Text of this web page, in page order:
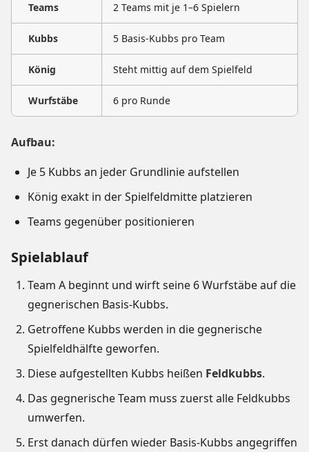
Teams 2 Teams mit je 1–6 Spielern
Kubbs 5 Basis-Kubbs pro Team
König Steht mittig auf dem Spielfeld
Wurfstäbe 6 pro Runde
Aufbau:
Je 5 Kubbs an jeder Grundlinie aufstellen
König exakt in der Spielfeldmitte platzieren
Teams gegenüber positionieren
Spielablauf
Team A beginnt und wirft seine 6 Wurfstäbe auf die
gegnerischen Basis-Kubbs.
Getroffene Kubbs werden in die gegnerische
Spielfeldhälfte geworfen.
Diese aufgestellten Kubbs heißen Feldkubbs.
Das gegnerische Team muss zuerst alle Feldkubbs
umwerfen.
Erst danach dürfen wieder Basis-Kubbs angegriffen